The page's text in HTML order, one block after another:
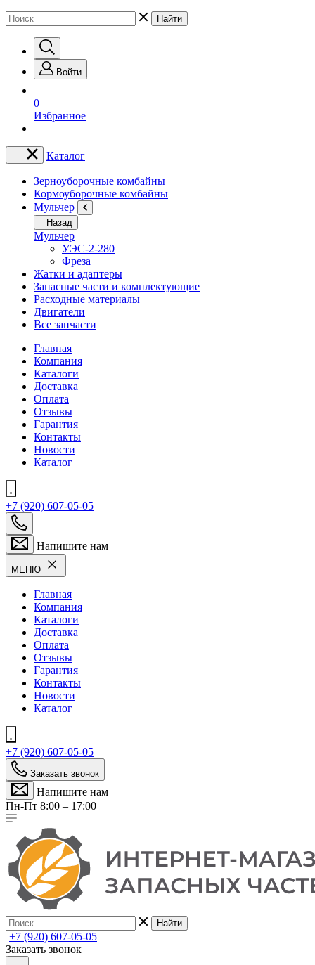
Найти
Войти
0
Избранное
Каталог
Зерноуборочные комбайны
Кормоуборочные комбайны
Мульчер
Назад
Мульчер
УЭС-2-280
Фреза
Жатки и адаптеры
Запасные части и комплектующие
Расходные материалы
Двигатели
Все запчасти
Главная
Компания
Каталоги
Доставка
Оплата
Отзывы
Гарантия
Контакты
Новости
Каталог
+7 (920) 607-05-05
Напишите нам
МЕНЮ
Главная
Компания
Каталоги
Доставка
Оплата
Отзывы
Гарантия
Контакты
Новости
Каталог
+7 (920) 607-05-05
Заказать звонок
Напишите нам
Пн-Пт 8:00 – 17:00
Найти
+7 (920) 607-05-05
Заказать звонок